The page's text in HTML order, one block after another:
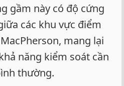
gầm này có độ cứng
các khu vực điểm
mang lại
năng kiểm soát cần
thường.